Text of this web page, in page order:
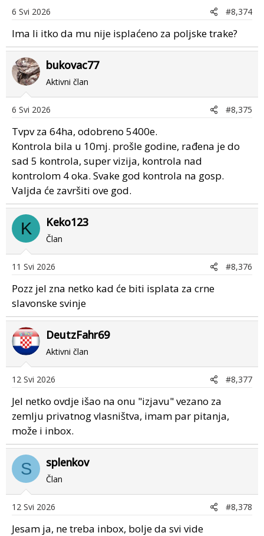
o
n
s
6 Svi 2026 #8,374
Ima li itko da mu nije isplaćeno za poljske trake?
bukovac77
Aktivni član
6 Svi 2026 #8,375
Tvpv za 64ha, odobreno 5400e.
Kontrola bila u 10mj. prošle godine, rađena je do
sad 5 kontrola, super vizija, kontrola nad
kontrolom 4 oka. Svake god kontrola na gosp.
Valjda će završiti ove god.
K Keko123
Član
11 Svi 2026 #8,376
Pozz jel zna netko kad će biti isplata za crne
slavonske svinje
DeutzFahr69
Aktivni član
12 Svi 2026 #8,377
Jel netko ovdje išao na onu "izjavu" vezano za
zemlju privatnog vlasništva, imam par pitanja,
može i inbox.
S splenkov
Član
12 Svi 2026 #8,378
Jesam ja, ne treba inbox, bolje da svi vide